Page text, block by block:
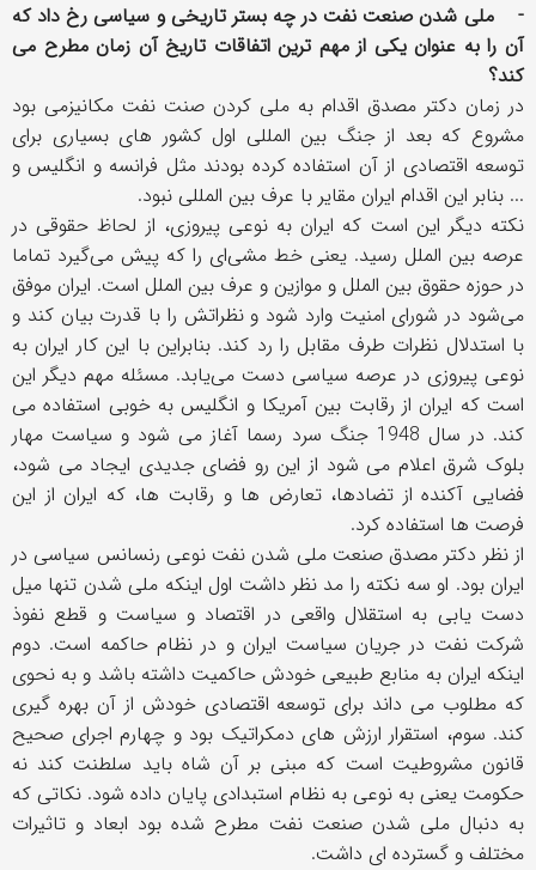
- ملی شدن صنعت نفت در چه بستر تاریخی و سیاسی رخ داد که
آن را به عنوان یکی از مهم ترین اتفاقات تاریخ آن زمان مطرح می
کند؟
در زمان دکتر مصدق اقدام به ملی کردن صنت نفت مکانیزمی بود
مشروع که بعد از جنگ بین المللی اول کشور های بسیاری برای
توسعه اقتصادی از آن استفاده کرده بودند مثل فرانسه و انگلیس و
... بنابر این اقدام ایران مقایر با عرف بین المللی نبود.
نکته دیگر این است که ایران به نوعی پیروزی، از لحاظ حقوقی در
عرصه بین الملل رسید. یعنی خط مشی‌ای را که پیش می‌گیرد تماما
در حوزه حقوق بین الملل و موازین و عرف بین الملل است. ایران موفق
می‌شود در شورای امنیت وارد شود و نظراتش را با قدرت بیان کند و
با استدلال نظرات طرف مقابل را رد کند. بنابراین با این کار ایران به
نوعی پیروزی در عرصه سیاسی دست می‌یابد. مسئله مهم دیگر این
است که ایران از رقابت بین آمریکا و انگلیس به خوبی استفاده می
کند. در سال 1948 جنگ سرد رسما آغاز می شود و سیاست مهار
بلوک شرق اعلام می شود از این رو فضای جدیدی ایجاد می شود،
فضایی آکنده از تضادها، تعارض ها و رقابت ها، که ایران از این
فرصت ها استفاده کرد.
از نظر دکتر مصدق صنعت ملی شدن نفت نوعی رنسانس سیاسی در
ایران بود. او سه نکته را مد نظر داشت اول اینکه ملی شدن تنها میل
دست یابی به استقلال واقعی در اقتصاد و سیاست و قطع نفوذ
شرکت نفت در جریان سیاست ایران و در نظام حاکمه است. دوم
اینکه ایران به منابع طبیعی خودش حاکمیت داشته باشد و به نحوی
که مطلوب می داند برای توسعه اقتصادی خودش از آن بهره گیری
کند. سوم، استقرار ارزش های دمکراتیک بود و چهارم اجرای صحیح
قانون مشروطیت است که مبنی بر آن شاه باید سلطنت کند نه
حکومت یعنی به نوعی به نظام استبدادی پایان داده شود. نکاتی که
به دنبال ملی شدن صنعت نفت مطرح شده بود ابعاد و تاثیرات
مختلف و گسترده ای داشت.